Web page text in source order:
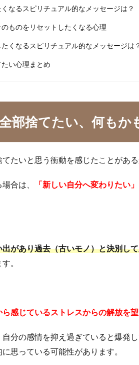
なるスピリチュアル的なメッセージは？
ものをリセットしたくなる心理
くなるスピリチュアル的なメッセージは
い心理まとめ
部捨てたい、何もか
たいと思う衝動を感じたことがある
合は、 「新しい自分へ変わりたい
出があり過去（古いモノ）と決別し
。
ら感じているストレスからの解放を
分の感情を抑え過ぎていると爆発
思っている可能性があります。